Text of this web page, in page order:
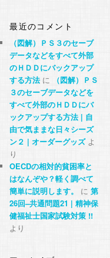
最近のコメント
（図解）ＰＳ３のセーブ
データなどをすべて外部
のＨＤＤにバックアップ
する方法に
（図解）ＰＳ
３のセーブデータなどを
すべて外部のＨＤＤにバ
ックアップする方法 | 自
由で気ままな日々シーズ
ン２ | オーダーグッズよ
り
OECDの相対的貧困率と
はなんぞや？軽く調べて
簡単に説明します。
に第
26回–共通問題21 | 精神保
健福祉士国家試験対策 !!
より